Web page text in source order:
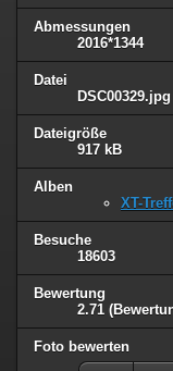
Abmessungen
2016*1344
Datei
DSC00329.jpg
Dateigröße
917 kB
Alben
XT-
Besuche
18603
Bewertung
2.71
Foto bewerten